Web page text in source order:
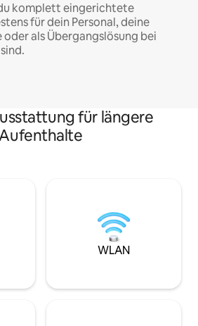
komplett eingerichtete
für dein Personal, deine
als Übergangslösung bei
für längere
WLAN